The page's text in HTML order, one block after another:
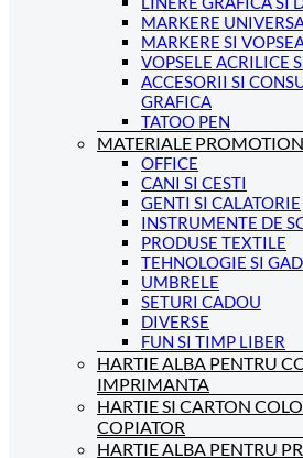
MARKERE
MARKERE SI
VOPSELE ACRILICE
ACCESORII SI
GRAFICA
TATOO PEN
MATERIALE
OFFICE
CANI SI CESTI
GENTI SI CALATORIE
INSTRUMENTE DE
PRODUSE TEXTILE
TEHNOLOGIE SI
UMBRELE
SETURI CADOU
DIVERSE
FUN SI TIMP LIBER
HARTIE ALBA PENTRU
IMPRIMANTA
HARTIE SI CARTON
COPIATOR
HARTIE ALBA PENTRU